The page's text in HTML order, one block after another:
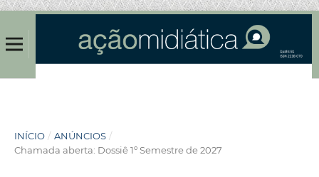
INÍCIO / ANÚNCIOS /
Chamada aberta: Dossiê 1º Semestre de 2027